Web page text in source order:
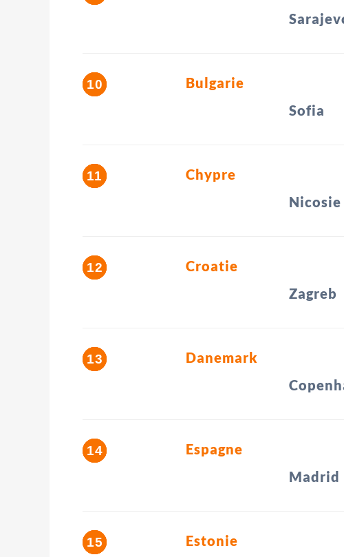
Bulgarie
Sofia
Chypre
Nicosie
Croatie
Zagreb
Danemark
Espagne
Madrid
Estonie